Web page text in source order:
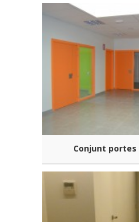
Conjunt portes